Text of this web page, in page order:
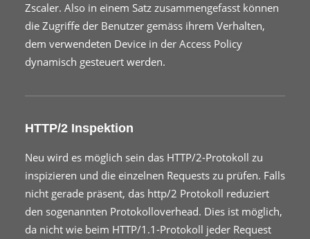
Zscaler. Also in einem Satz zusammengefasst können
die Zugriffe der Benutzer gemäss ihrem Verhalten,
dem verwendeten Device in der Access Policy
dynamisch gesteuert werden.
HTTP/2 Inspektion
Neu wird es möglich sein das HTTP/2-Protokoll zu
inspizieren und die einzelnen Requests zu prüfen. Falls
nicht gerade präsent, das http/2 Protokoll reduziert
den sogenannten Protokolloverhead. Dies ist möglich,
da nicht wie beim HTTP/1.1-Protokoll jeder Request